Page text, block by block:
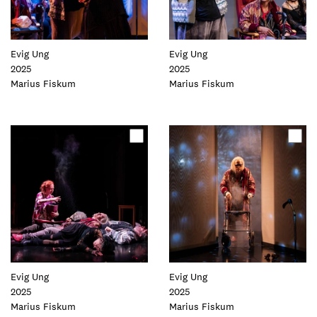
Evig Ung
2025
Foto:
Marius Fiskum
Evig Ung
2025
Foto:
Marius Fiskum
elementet
Evig Ung
2025
Foto:
Marius Fiskum
Oppdater
dette
elementet
Evig Ung
2025
Foto:
Marius Fiskum